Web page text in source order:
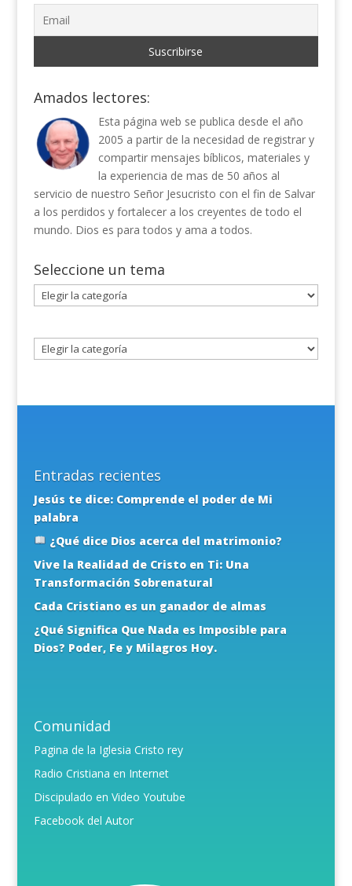
Amados lectores:
Esta página web se publica desde el año
2005 a partir de la necesidad de registrar y
compartir mensajes bíblicos, materiales y
la experiencia de mas de 50 años al
servicio de nuestro Señor Jesucristo con el fin de Salvar
a los perdidos y fortalecer a los creyentes de todo el
mundo. Dios es para todos y ama a todos.
Seleccione un tema
Seleccione
un
Entradas recientes
Jesús te dice: Comprende el poder de Mi
palabra
¿Qué dice Dios acerca del matrimonio?
Vive la Realidad de Cristo en Ti: Una
Transformación Sobrenatural
Cada Cristiano es un ganador de almas
¿Qué Significa Que Nada es Imposible para
Dios? Poder, Fe y Milagros Hoy.
Comunidad
Pagina de la Iglesia Cristo rey
Radio Cristiana en Internet
Discipulado en Video Youtube
Facebook del Autor